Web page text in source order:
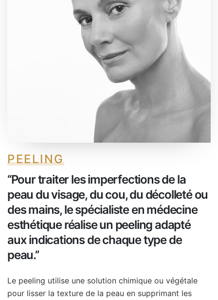
PEELING
‘‘Pour traiter les imperfections de la
peau du visage, du cou, du décolleté ou
des mains, le spécialiste en médecine
esthétique réalise un peeling adapté
aux indications de chaque type de
peau.’’
Le peeling utilise une solution chimique ou végétale
pour lisser la texture de la peau en supprimant les